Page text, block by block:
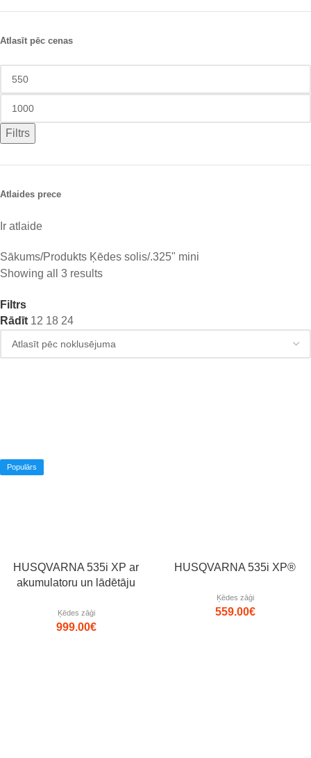
Atlasīt pēc cenas
Filtrs
Atlaides prece
Ir atlaide
Sākums Produkts Ķēdes solis .325" mini
Showing all 3 results
Filtrs
Rādīt 12 18 24
Populārs
HUSQVARNA 535i XP ar
akumulatoru un lādētāju
Ķēdes zāģi
999.00€
HUSQVARNA 535i XP®
Ķēdes zāģi
559.00€